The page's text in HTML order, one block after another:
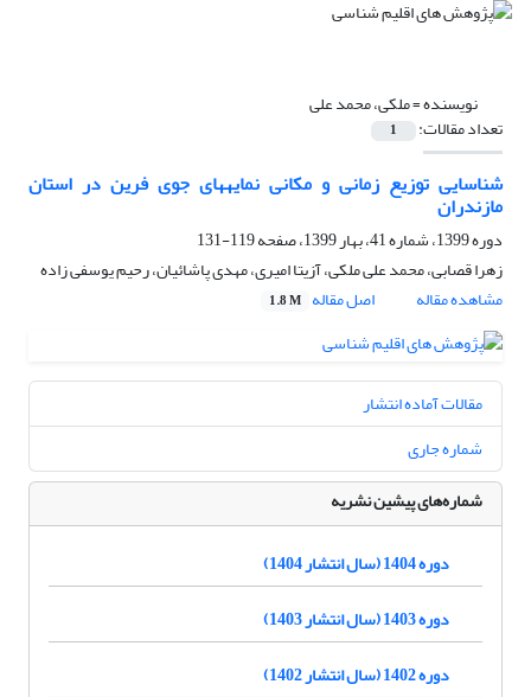
نویسنده =ملکی، محمد علی
تعداد مقالات: 1
شناسایی توزیع زمانی و مکانی نمایه‏های جوی فرین در استان
مازندران
دوره 1399، شماره 41، بهار 1399، صفحه
119-131
زهرا قصابی، محمد علی ملکی، آزیتا امیری، مهدی پاشائیان، رحیم یوسفی زاده
مشاهده مقاله
اصل مقاله 1.8 M
مقالات آماده انتشار
شماره جاری
شماره‌های پیشین نشریه
دوره 1404 (سال انتشار 1404)
دوره 1403 (سال انتشار 1403)
دوره 1402 (سال انتشار 1402)